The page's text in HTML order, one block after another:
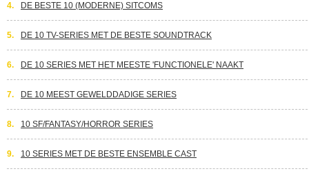
4. DE BESTE 10 (MODERNE) SITCOMS
5. DE 10 TV-SERIES MET DE BESTE SOUNDTRACK
6. DE 10 SERIES MET HET MEESTE 'FUNCTIONELE' NAAKT
7. DE 10 MEEST GEWELDDADIGE SERIES
8. 10 SF/FANTASY/HORROR SERIES
9. 10 SERIES MET DE BESTE ENSEMBLE CAST